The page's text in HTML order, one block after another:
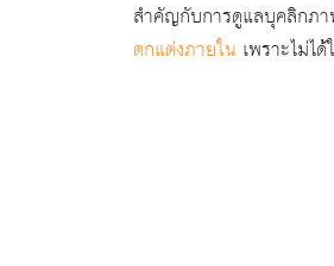
สำคัญกับการดูแลบุคลิกภา
ตกแต่งภายใน เพราะไม่ไ